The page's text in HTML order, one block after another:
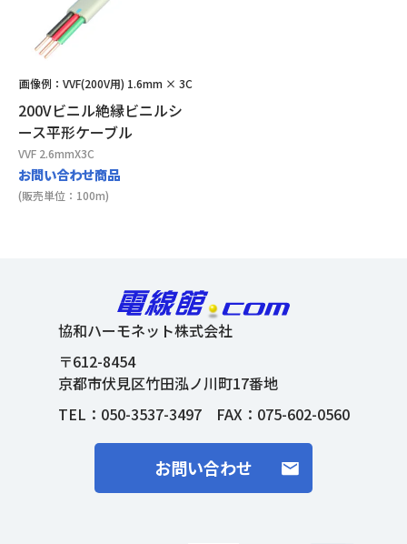
画像例：VVF(200V用) 1.6mm × 3C
200Vビニル絶縁ビニルシ
ース平形ケーブル
VVF 2.6mmX3C
お問い合わせ商品
(販売単位：100m)
協和ハーモネット株式会社
〒612-8454
京都市伏見区竹田泓ノ川町17番地
TEL： 050-3537-3497FAX：075-602-0560
お問い合わせ